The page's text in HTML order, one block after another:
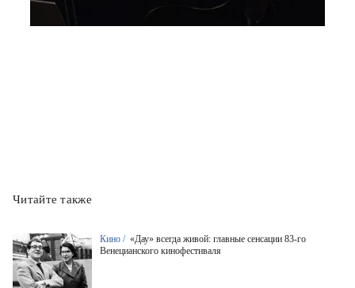
Читайте также
Кино / «Дау» всегда живой: главные сенсации 83-го
Венецианского кинофестиваля